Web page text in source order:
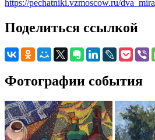
https://pechatniki.vzmoscow.ru/dva_mira
Поделиться ссылкой
Фотографии события